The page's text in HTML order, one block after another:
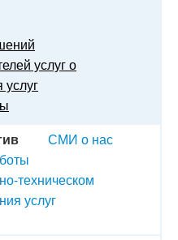
услуг о
услуг
СМИ о нас
техническом
услуг